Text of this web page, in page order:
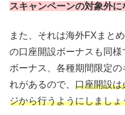
スキャンペーンの対象外に
また、それは海外FXまと
の口座開設ボーナスも同様
ボーナス、各種期間限定
れがあるので、 口座開設は
ジから行うようにしましょ